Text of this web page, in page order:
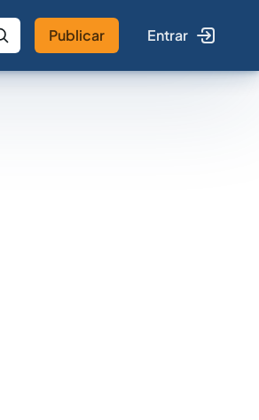
Publicar Entrar